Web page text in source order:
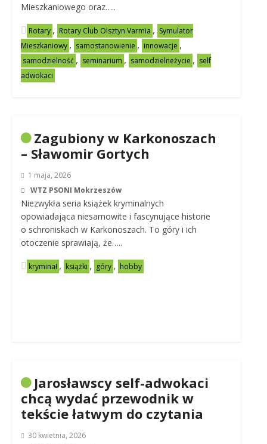
Mieszkaniowego oraz…..
Rotary , Rotary Club Olsztyn Varmia , Symulator
Mieszkaniowy , samostanowienie , innowacje ,
samodzielność , seminarium , samodzielneżycie , self
adwokaci
Zagubiony w Karkonoszach
– Sławomir Gortych
1 maja, 2026
WTZ PSONI Mokrzeszów
Niezwykła seria książek kryminalnych
opowiadająca niesamowite i fascynujące historie
o schroniskach w Karkonoszach. To góry i ich
otoczenie sprawiają, że…..
kryminał , książki , góry , hobby
Jarosławscy self-adwokaci
chcą wydać przewodnik w
tekście łatwym do czytania
30 kwietnia, 2026